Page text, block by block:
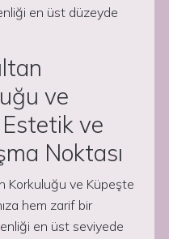
en üst düzeyde
ve
Estetik ve
Noktası
Korkuluğu ve Küpeşte
hem zarif bir
en üst seviyede